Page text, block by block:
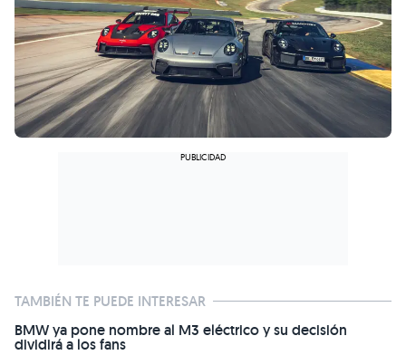
TAMBIÉN TE PUEDE INTERESAR
BMW ya pone nombre al M3 eléctrico y su decisión
dividirá a los fans